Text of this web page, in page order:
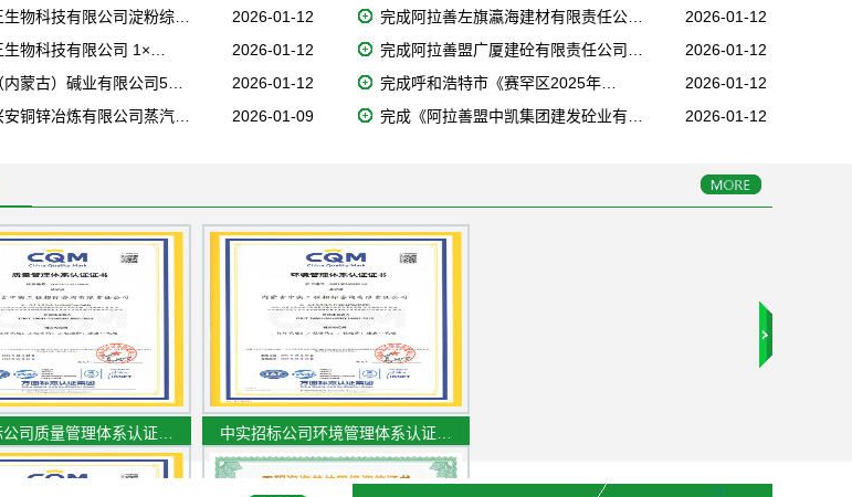
2026-01-12
生物科技有限公司淀粉综…
2026-01-12
生物科技有限公司 1×…
2026-01-12
蒙古）碱业有限公司5…
2026-01-09
安铜锌冶炼有限公司蒸汽…
2026-01-12
完成阿拉善左旗瀛海建材有限责任公…
2026-01-12
完成阿拉善盟广厦建砼有限责任公司…
2026-01-12
完成呼和浩特市《赛罕区2025年…
2026-01-12
完成《阿拉善盟中凯集团建发砼业有…
司质量管理体系认证… 中实招标公司环境管理体系认证…